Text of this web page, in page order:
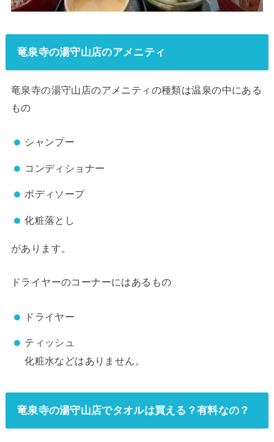
竜泉寺の湯守山店のアメニティ
竜泉寺の湯守山店のアメニティの種類は温泉の中にある
もの
シャンプー
コンディショナー
ボディソープ
化粧落とし
があります。
ドライヤーのコーナーにはあるもの
ドライヤー
ティッシュ
化粧水などはありません。
竜泉寺の湯守山店でタオルは買える？有料なの？